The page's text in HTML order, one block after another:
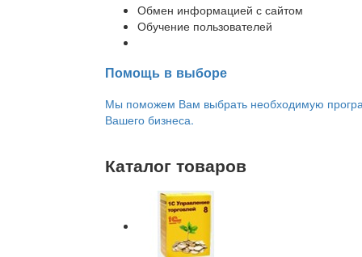
Обмен информацией с сайтом
Обучение пользователей
Помощь в выборе
Мы поможем Вам выбрать необходимую
Вашего бизнеса.
Каталог товаров